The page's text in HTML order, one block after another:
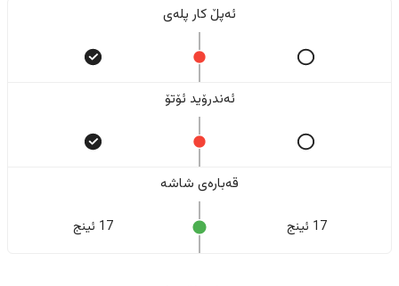
ئەپڵ کار پلەی
ئەندرۆید ئۆتۆ
قەبارەی شاشە
17 ئینج 17 ئینج